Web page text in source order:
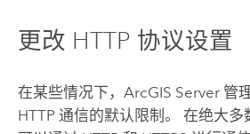
更改 HTTP 协议设置
在某些情况下， ArcGIS Server管
HTTP 通信的默认限制。 在绝大